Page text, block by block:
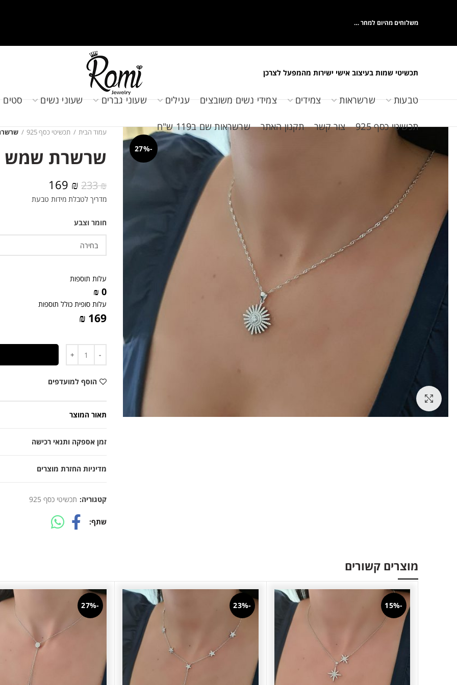
משלוחים מהיום למחר …
תכשיטי שמות בעיצוב אישי ישירות מהמפעל לצרכן
טבעות שרשראות צמידים צמידי נשים משובצים עגילים שעוני גברים שעוני נשים סטים
תכשיטי כסף 925 צור קשר תקנון האתר שרשראות שם ב119 ש"ח
-27%
לחצו להגדלה
עמוד הבית תכשיטי כסף 925
שרשרת שמש
233₪
המחיר
המקורי
233 ₪.
169 ₪
הנוכחי
מדריך לטבלת מידות טבעת
חומר וצבע
עלות תוספות
0 ₪
עלות סופית כולל תוספות
169 ₪
הוסף למועדפים
תאור המוצר
זמן אספקה ותנאי רכישה
מדיניות החזרת מוצרים
קטגוריה: תכשיטי כסף 925
שתף
מוצרים קשורים
-15%
-23%
-27%